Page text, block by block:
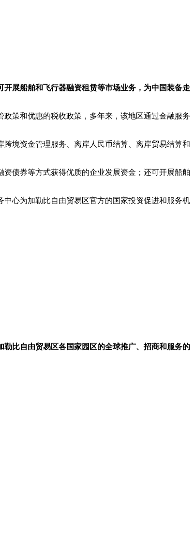
展船舶和飞行器融资租赁等市场业务，为中国装备走
策和优惠的税收政策，多年来，该地区通过金融服务
境资金管理服务、离岸人民币结算、离岸贸易结算和
债券等方式获得优质的企业发展资金；还可开展船舶
心为加勒比自由贸易区官方的国家投资促进和服务机
比自由贸易区各国家园区的全球推广、招商和服务的